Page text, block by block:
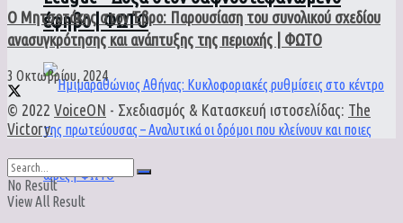
έφηβο | ΦΩΤΟ
Ο Μητσοτάκης στον Έβρο: Παρουσίαση του συνολικού σχεδίου
ανασυγκρότησης και ανάπτυξης της περιοχής | ΦΩΤΟ
3 Οκτωβρίου, 2024
© 2022 VoiceON - Σχεδιασμός & Κατασκευή ιστοσελίδας: The
Victory.
No Result
View All Result